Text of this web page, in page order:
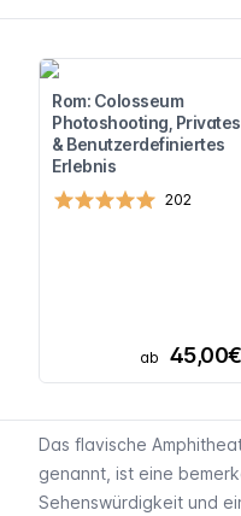
Rom: Colosseum
Photoshooting, Privates
& Benutzerdefiniertes
Erlebnis
202
ab 45,00€
Das flavische
genannt, ist eine
Sehenswürdigkeit und